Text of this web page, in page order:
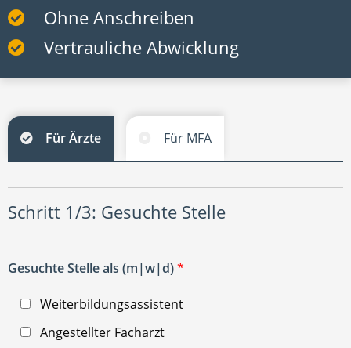
Ohne Anschreiben
Vertrauliche Abwicklung
Für Ärzte Für MFA
Schritt 1/3: Gesuchte Stelle
Gesuchte Stelle als (m|w|d)*
Weiterbildungsassistent
Angestellter Facharzt